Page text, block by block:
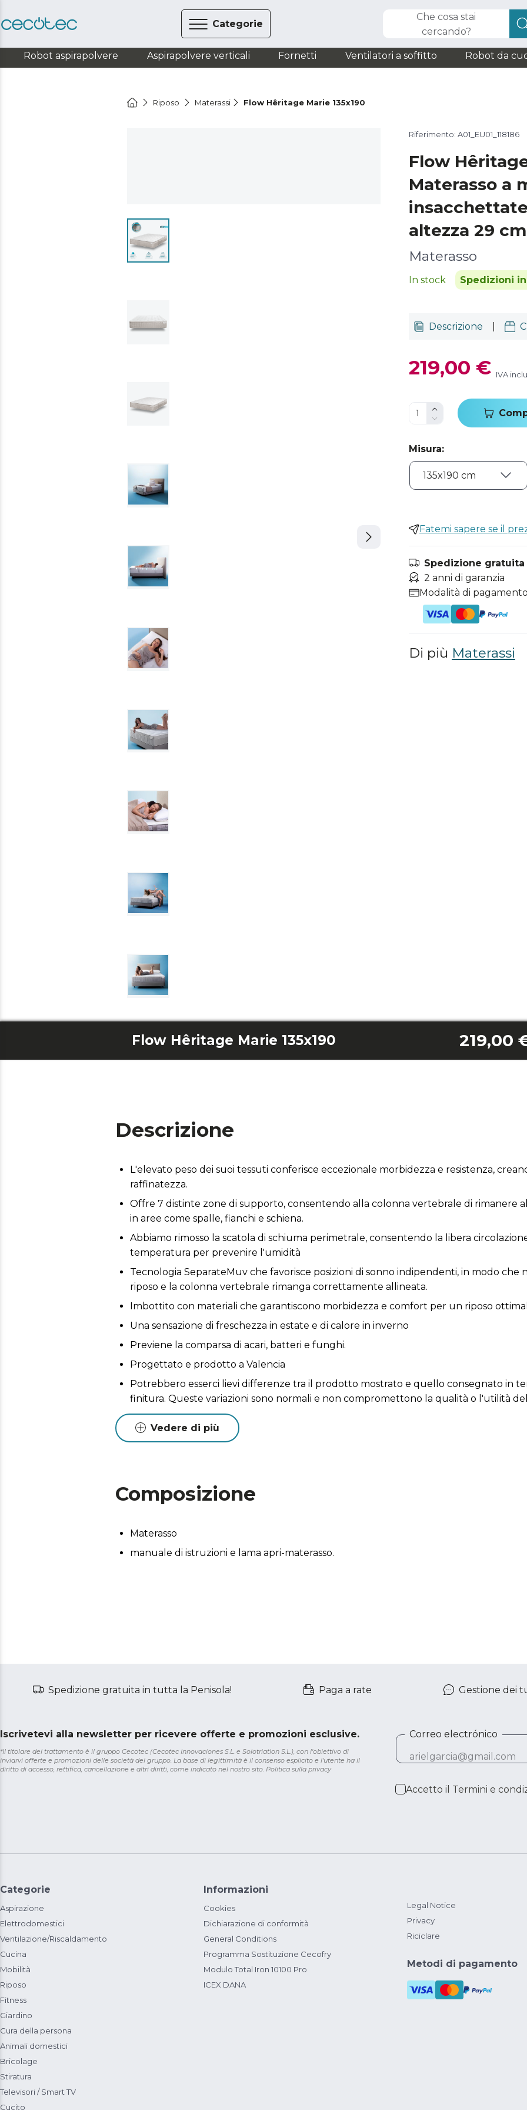
Categorie
Che cosa stai
cercando?
Robot aspirapolvere Aspirapolvere verticali Fornetti Ventilatori a soffitto Robot da
Riposo Materassi Flow Hêritage Marie 135x190
Riferimento: A01_EU01_118186
Flow
Materasso a
altezza 29 cm
Materasso
In stock Spedizioni
Descrizione
219,00 € IVA
Misura:
Fatemi sapere se il
Spedizione gratuita
2 anni di garanzia
Modalità di
Di più Materassi
Flow Hêritage Marie 135x190 219,00
Descrizione
L'elevato peso dei suoi tessuti conferisce eccezionale morbidezza e resistenza,
raffinatezza.
Offre 7 distinte zone di supporto, consentendo alla colonna vertebrale di rimanere
in aree come spalle, fianchi e schiena.
Abbiamo rimosso la scatola di schiuma perimetrale, consentendo la libera
temperatura per prevenire l'umidità
Tecnologia SeparateMuv che favorisce posizioni di sonno indipendenti, in modo che
riposo e la colonna vertebrale rimanga correttamente allineata.
Imbottito con materiali che garantiscono morbidezza e comfort per un riposo
Una sensazione di freschezza in estate e di calore in inverno
Previene la comparsa di acari, batteri e funghi.
Progettato e prodotto a Valencia
Potrebbero esserci lievi differenze tra il prodotto mostrato e quello consegnato in
finitura. Queste variazioni sono normali e non compromettono la qualità o l'utilità
Vedere di più
Composizione
Materasso
manuale di istruzioni e lama apri-materasso.
Spedizione gratuita in tutta la Penisola! Paga a rate Gestione dei
Iscrivetevi alla newsletter per ricevere offerte e promozioni esclusive.
*Il titolare del trattamento è il gruppo Cecotec (Cecotec Innovaciones S.L. e Solotriatlon S.L.), con l'obiettivo di
inviarvi offerte e promozioni delle società del gruppo. La base di legittimità è il consenso esplicito e l'utente ha il
diritto di accesso, rettifica, cancellazione e altri diritti, come indicato nel nostro sito. Politica sulla privacy
Correo electrónico
Accetto il Termini e
Categorie
Aspirazione
Elettrodomestici
Ventilazione/Riscaldamento
Cucina
Mobilità
Riposo
Fitness
Giardino
Cura della persona
Animali domestici
Bricolage
Stiratura
Televisori / Smart TV
Cucito
Informazioni
Cookies
Dichiarazione di conformità
General Conditions
Programma Sostituzione Cecofry
Modulo Total Iron 10100 Pro
ICEX DANA
Legal Notice
Privacy
Riciclare
Metodi di pagamento